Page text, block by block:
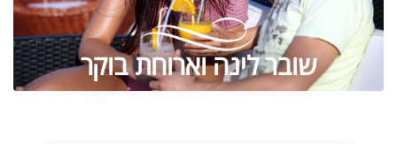
שובר לינה וארוחת בוקר